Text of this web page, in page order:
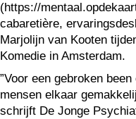
(https://
cabaretière,
Marjolijn van Kooten
Komedie in Amsterdam.
”Voor een gebroken
mensen elkaar
schrijft De Jonge